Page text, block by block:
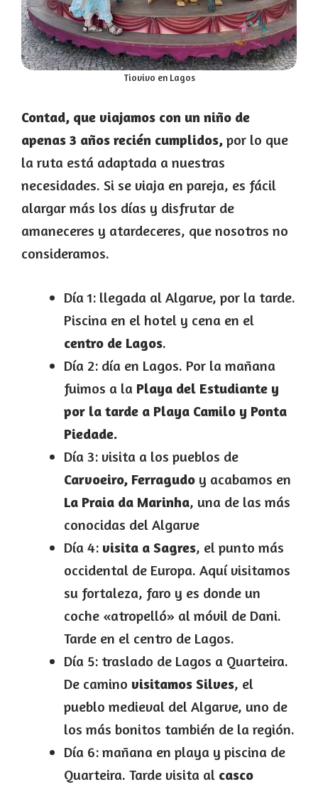
Tiovivo en Lagos
Contad, que viajamos con un niño de
apenas 3 años recién cumplidos, por lo que
la ruta está adaptada a nuestras
necesidades. Si se viaja en pareja, es fácil
alargar más los días y disfrutar de
amaneceres y atardeceres, que nosotros no
consideramos.
Día 1: llegada al Algarve, por la tarde.
Piscina en el hotel y cena en el
centro de Lagos.
Día 2: día en Lagos. Por la mañana
fuimos a la Playa del Estudiante y
por la tarde a Playa Camilo y Ponta
Piedade.
Día 3: visita a los pueblos de
Carvoeiro, Ferragudo y acabamos en
La Praia da Marinha, una de las más
conocidas del Algarve
Día 4: visita a Sagres, el punto más
occidental de Europa. Aquí visitamos
su fortaleza, faro y es donde un
coche «atropelló» al móvil de Dani.
Tarde en el centro de Lagos.
Día 5: traslado de Lagos a Quarteira.
De camino visitamos Silves, el
pueblo medieval del Algarve, uno de
los más bonitos también de la región.
Día 6: mañana en playa y piscina de
Quarteira. Tarde visita al casco